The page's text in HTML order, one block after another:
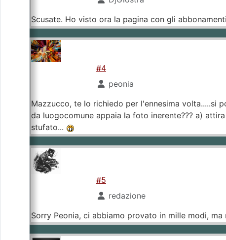
Scusate. Ho visto ora la pagina con gli
#4
peonia
Mazzucco, te lo richiedo per l'ennesima
da luogocomune appaia la foto inerente??? a)
stufato...
#5
redazione
Sorry Peonia, ci abbiamo provato in mille modi, ma